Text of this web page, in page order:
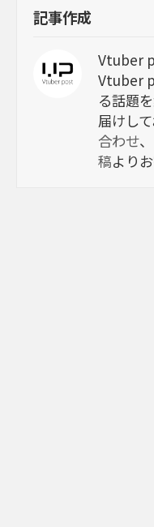
記事作成
Vtuber
Vtuber
る話題
届けし
合わせ
稿より